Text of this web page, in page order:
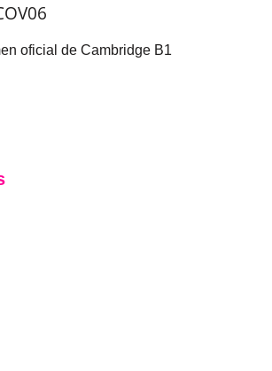
oficial de Cambridge B1